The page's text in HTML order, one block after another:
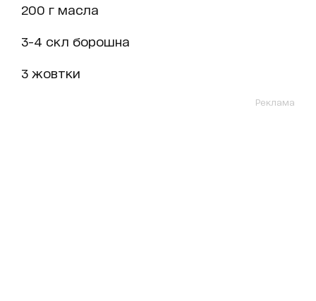
200 г масла
3-4 скл борошна
3 жовтки
Реклама